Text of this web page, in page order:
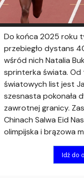
Do końca 2025 roku
przebiegło dystans
wśród nich Natalia
sprinterka świata. Od
światowych list jest
szesnasta pokonała
zawrotnej granicy.
Chinach Salwa Eid
olimpijska i brązowa
Idź do